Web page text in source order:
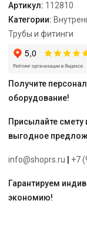
Артикул: 112810
Категории:
Трубы и фитинги
Получите
оборудование!
Присылайте смету
выгодное
info@shoprs.ru +7
Гарантируем
экономию!